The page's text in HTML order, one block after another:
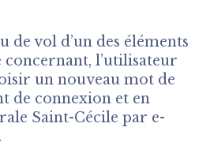
de vol d’un des éléments
concernant, l’utilisateur
un nouveau mot de
de connexion et en
Saint-Cécile par e-